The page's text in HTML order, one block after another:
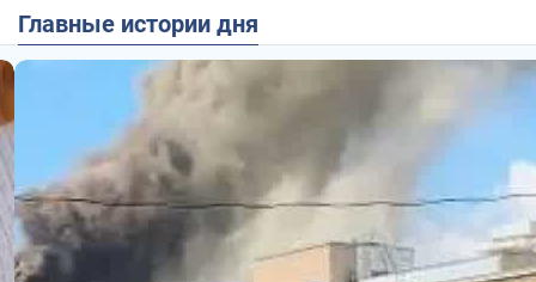
Главные истории дня